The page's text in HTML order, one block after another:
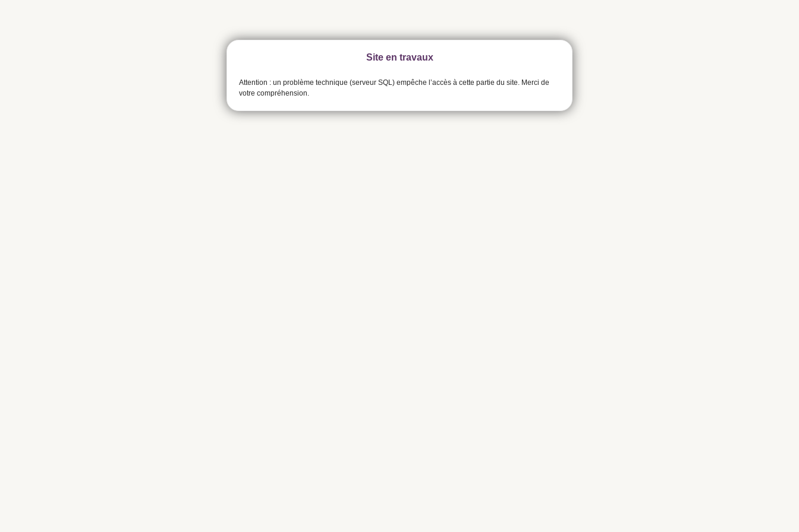
Site en travaux
Attention : un problème technique (serveur SQL) empêche l’accès à cette partie du site. Merci de
votre compréhension.